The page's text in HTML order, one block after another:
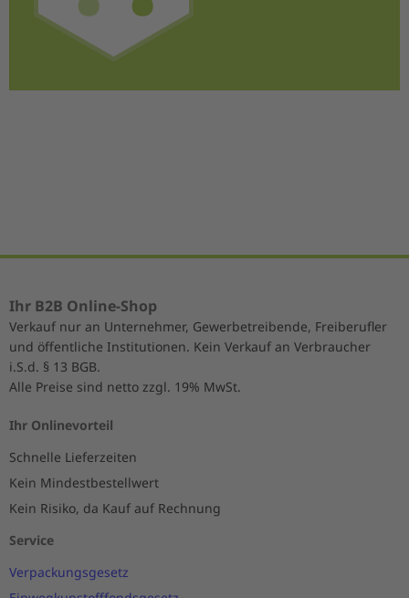
Ihr B2B Online-Shop
Verkauf nur an Unternehmer, Gewerbetreibende, Freiberufler
und öffentliche Institutionen. Kein Verkauf an Verbraucher
i.S.d. § 13 BGB.
Alle Preise sind netto zzgl. 19% MwSt.
Ihr Onlinevorteil
Schnelle Lieferzeiten
Kein Mindestbestellwert
Kein Risiko, da Kauf auf Rechnung
Service
Verpackungsgesetz